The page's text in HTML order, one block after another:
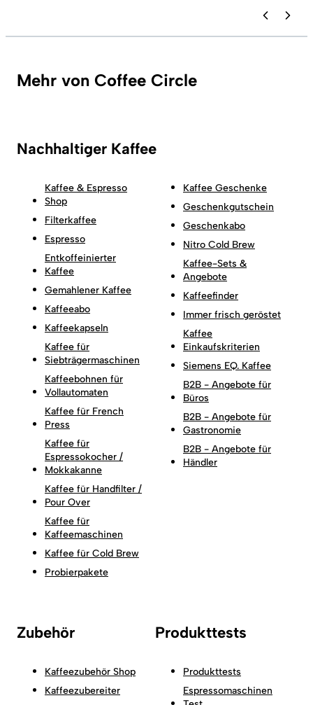
Mehr von Coffee Circle
Nachhaltiger Kaffee
Kaffee & Espresso
Shop
Filterkaffee
Espresso
Entkoffeinierter
Kaffee
Gemahlener Kaffee
Kaffeeabo
Kaffeekapseln
Kaffee für
Siebträgermaschinen
Kaffeebohnen für
Vollautomaten
Kaffee für French
Press
Kaffee für
Espressokocher /
Mokkakanne
Kaffee für Handfilter /
Pour Over
Kaffee für
Kaffeemaschinen
Kaffee für Cold Brew
Probierpakete
Kaffee Geschenke
Geschenkgutschein
Geschenkabo
Nitro Cold Brew
Kaffee-Sets &
Angebote
Kaffeefinder
Immer frisch geröstet
Kaffee
Einkaufskriterien
Siemens EQ. Kaffee
B2B - Angebote für
Büros
B2B - Angebote für
Gastronomie
B2B - Angebote für
Händler
Zubehör
Kaffeezubehör Shop
Kaffeezubereiter
Produkttests
Produkttests
Espressomaschinen